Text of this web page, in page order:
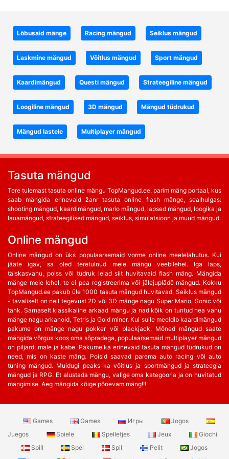
Lõbusaid mänge Racing mängud Seiklus mängud
Laskmine mängud Võitlus mängud Sport mängud
Kaardimängud Questi mängud Strateegiline mängud
Loogiline mängud 3D mängud Mängud tüdrukud
Mängud lastele Multiplayer mängud
Tasuta mängud
Tere tulemast tasuta online mängu TopMangud.ee, parim mäng portaal, kus
saab mängida erinevaid žanr tasuta online flash mänge, sealhulgas:
shooting mängud, kaardimängud, mario mängud, lapsed mängud, loogika ja
lauamängud, strateegilised mängud, seiklus, simulatsioon ja muud mängud.
Online mängud
Online mängud on üks populaarsemaid vorme online meelelahutus. Kui
jääte igav, sa oled teretulnud meie mängu veebilehel. Iga laps,
täiskasvanu, poiss või tüdruk leiad siit huvitavaid flash mäng. Mängida
mänge meie lehel, te ei pea registreerima või jālejuplādē mängud. Kokku
TopMangud.ee pakub üle 1000 tasuta mängud huvitavad. Seiklus mängud
- tavaliselt on neil tegevust 2D või 3D mänge nagu Super Mario, Sonic või
tank. Sarnaselt klassikaline arkaad mängu ja nad kõik on tuntud hea vanu
mänge nagu arkanoid, Tetris ja Gold miner. Kui sulle meeldib kaardimängud
pakume on mänge nagu pokker või blackjack. Mõned mängud saate
mängida võrgus koos oma sõpradega, populaarsemaid multiplayer mängud
on piljard, male ja kabe. Pakume ka erinevaid tasuta mängud tüdrukud on
need, mis on kaste mäng. Poisid saavad parema auto racing või auto
tuning mängud. Muidugi peaks ka võitlus ja sportmängud ja strateegia
mängud ja RPG. Et alustada mängu, valige oma kategooria ja on huvitatud
mängimise. Aeg mängida kõige põnevam mäng!!!
Games Games Игры
Jogos
Juegos
Spiele Spelletjes Jeux
Giochi
Spill
Spel Spil Pelit
Jogos